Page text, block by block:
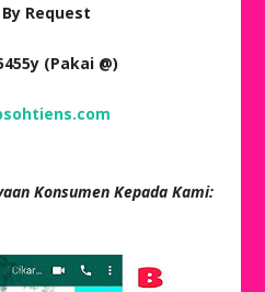
By Request
(Pakai @)
Konsumen Kepada Kami: